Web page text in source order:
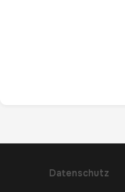
Datenschutz